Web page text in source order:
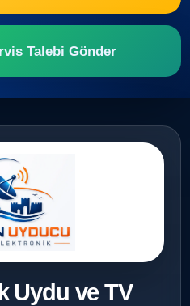
Talebi Gönder
Uydu ve TV